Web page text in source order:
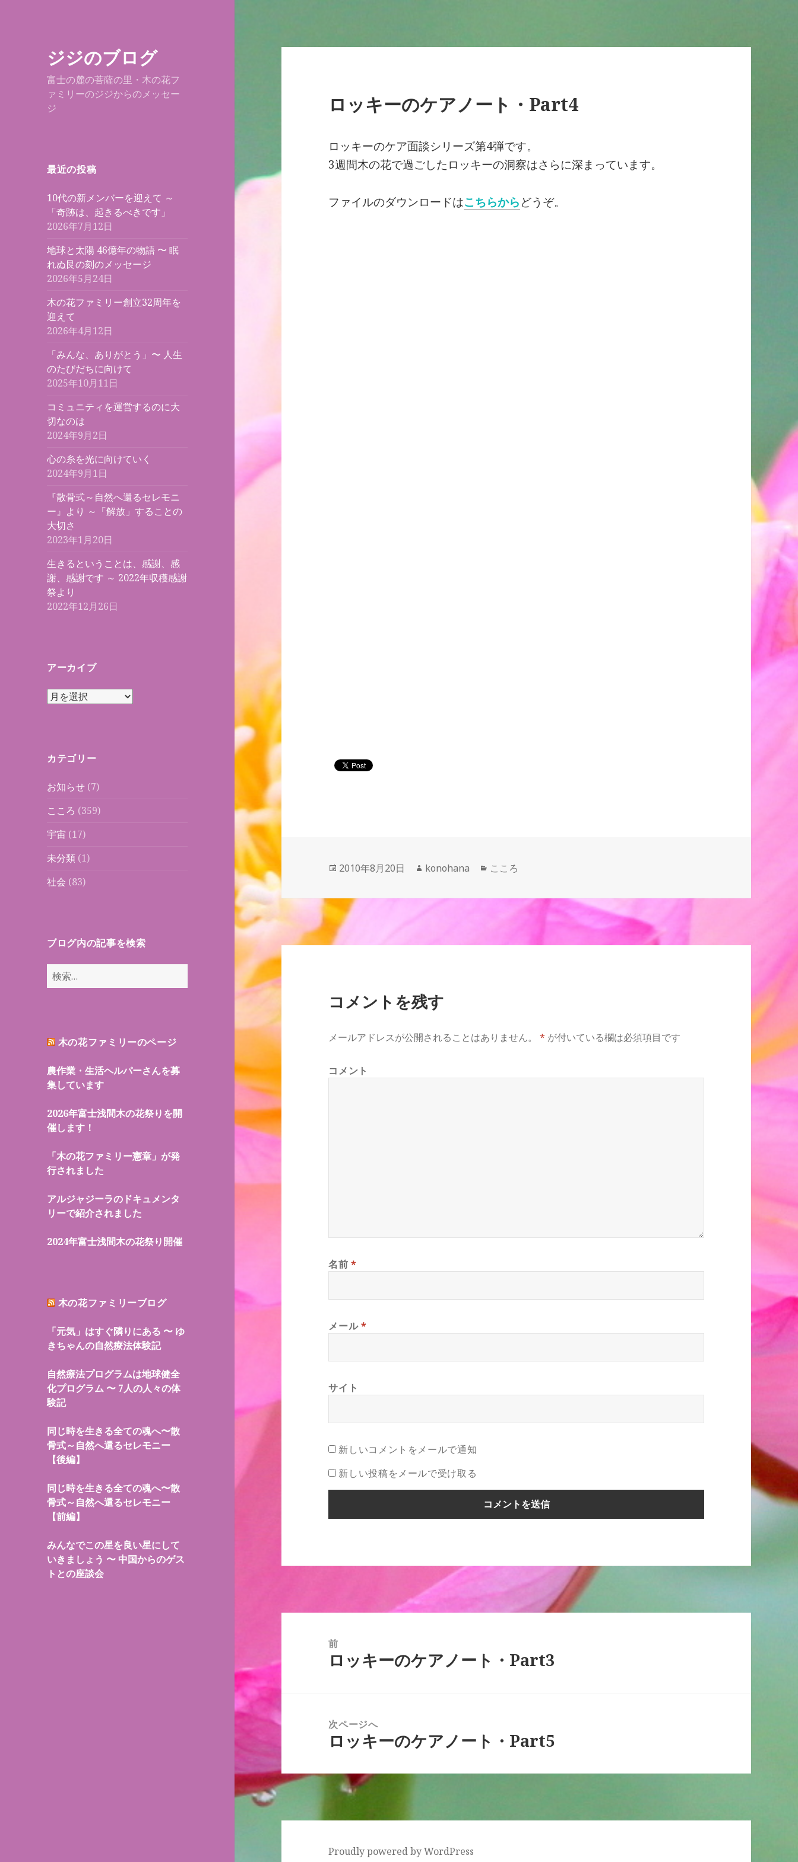
ジジのブログ
富士の麓の菩薩の里・木の花フ
ァミリーのジジからのメッセー
ジ
最近の投稿
10代の新メンバーを迎えて ～
「奇跡は、起きるべきです」
2026年7月12日
地球と太陽 46億年の物語 〜 眠
れぬ艮の刻のメッセージ
2026年5月24日
木の花ファミリー創立32周年を
迎えて
2026年4月12日
「みんな、ありがとう」〜 人生
のたびだちに向けて
2025年10月11日
コミュニティを運営するのに大
切なのは
2024年9月2日
心の糸を光に向けていく
2024年9月1日
『散骨式～自然へ還るセレモニ
ー』より ～「解放」することの
大切さ
2023年1月20日
生きるということは、感謝、感
謝、感謝です ～ 2022年収穫感謝
祭より
2022年12月26日
アーカイブ
ア
ブ
カテゴリー
お知らせ (7)
こころ (359)
宇宙 (17)
未分類 (1)
社会 (83)
ブログ内の記事を検索
検
索:
木の花ファミリーのページ
農作業・生活ヘルパーさんを募
集しています
2026年富士浅間木の花祭りを開
催します！
「木の花ファミリー憲章」が発
行されました
アルジャジーラのドキュメンタ
リーで紹介されました
2024年富士浅間木の花祭り開催
木の花ファミリーブログ
「元気」はすぐ隣りにある 〜 ゆ
きちゃんの自然療法体験記
自然療法プログラムは地球健全
化プログラム 〜 7人の人々の体
験記
同じ時を生きる全ての魂へ〜散
骨式～自然へ還るセレモニー
【後編】
同じ時を生きる全ての魂へ〜散
骨式～自然へ還るセレモニー
【前編】
みんなでこの星を良い星にして
いきましょう 〜 中国からのゲス
トとの座談会
ロッキーのケアノート・Part4
ロッキーのケア面談シリーズ第4弾です。
3週間木の花で過ごしたロッキーの洞察はさらに深まっています。
ファイルのダウンロードはこちらからどうぞ。
投
日:
2010年8月20日
作
者
konohana
カ
ゴ
こころ
コメントを残す
メールアドレスが公開されることはありません。 * が付いている欄は必須項目です
コメント
名前*
メール*
サイト
新しいコメントをメールで通知
新しい投稿をメールで受け取る
ー
ン
前
前
ロッキーのケアノート・Part3
次ページへ
次
投
稿:
ロッキーのケアノート・Part5
Proudly powered by WordPress